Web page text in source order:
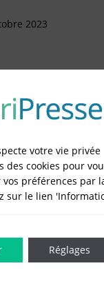
2023
2022
(SASU)
2021
(Départ)
2019
votre vie privée
des cookies pour
vos préférences par
sur le lien
Réglages